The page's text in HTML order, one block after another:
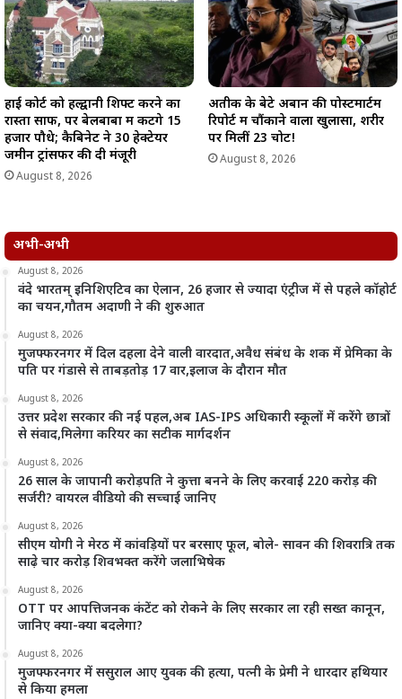
हाई कोर्ट को हल्द्वानी शिफ्ट करने का
रास्ता साफ, पर बेलबाबा में कटेंगे 15
हजार पौधे; कैबिनेट ने 30 हेक्टेयर
जमीन ट्रांसफर की दी मंजूरी
August 8, 2026
अतीक के बेटे अबान की पोस्टमार्टम
रिपोर्ट में चौंकाने वाला खुलासा, शरीर
पर मिलीं 23 चोटें!
August 8, 2026
अभी-अभी
August 8, 2026
वंदे भारतम् इनिशिएटिव का ऐलान, 26 हजार से ज्यादा एंट्रीज में से पहले कॉहोर्ट
का चयन,गौतम अदाणी ने की शुरुआत
August 8, 2026
मुजफ्फरनगर में दिल दहला देने वाली वारदात,अवैध संबंध के शक में प्रेमिका के
पति पर गंडासे से ताबड़तोड़ 17 वार,इलाज के दौरान मौत
August 8, 2026
उत्तर प्रदेश सरकार की नई पहल,अब IAS-IPS अधिकारी स्कूलों में करेंगे छात्रों
से संवाद,मिलेगा करियर का सटीक मार्गदर्शन
August 8, 2026
26 साल के जापानी करोड़पति ने कुत्ता बनने के लिए करवाई 220 करोड़ की
सर्जरी? वायरल वीडियो की सच्चाई जानिए
August 8, 2026
सीएम योगी ने मेरठ में कांवड़ियों पर बरसाए फूल, बोले- सावन की शिवरात्रि तक
साढ़े चार करोड़ शिवभक्त करेंगे जलाभिषेक
August 8, 2026
OTT पर आपत्तिजनक कंटेंट को रोकने के लिए सरकार ला रही सख्त कानून,
जानिए क्या-क्या बदलेगा?
August 8, 2026
मुजफ्फरनगर में ससुराल आए युवक की हत्या, पत्नी के प्रेमी ने धारदार हथियार
से किया हमला